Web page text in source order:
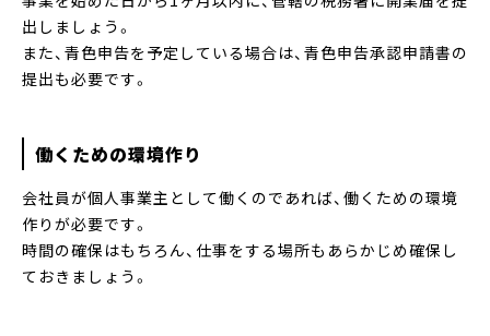
出しましょう。
また、青色申告を予定している場合は、青色申告承認申請書の
提出も必要です。
働くための環境作り
会社員が個人事業主として働くのであれば、働くための環境
作りが必要です。
時間の確保はもちろん、仕事をする場所もあらかじめ確保し
ておきましょう。